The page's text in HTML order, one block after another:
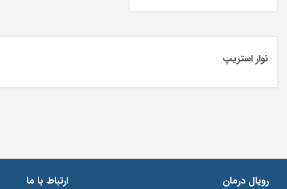
نوار استریپ
رویال درمان ارتباط با ما